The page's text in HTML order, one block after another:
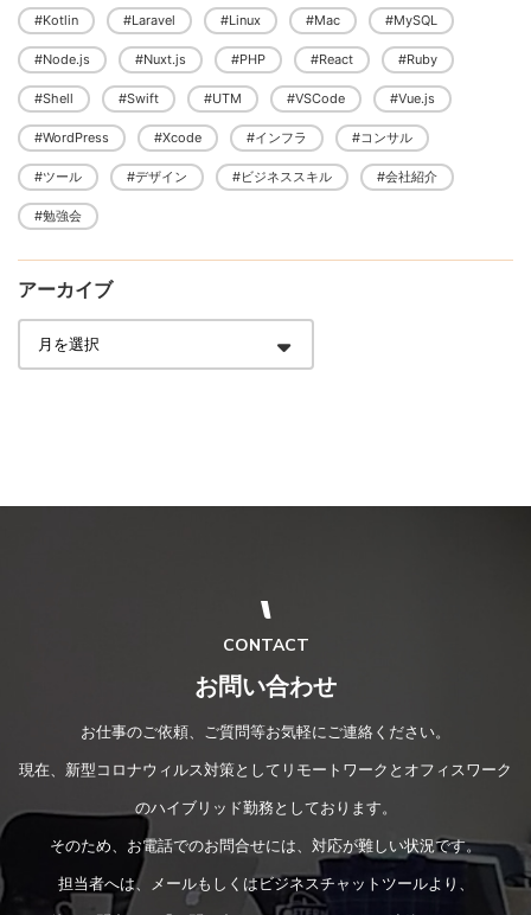
#Kotlin #Laravel #Linux #Mac #MySQL
#Node.js #Nuxt.js #PHP #React #Ruby
#Shell #Swift #UTM #VSCode #Vue.js
#WordPress #Xcode #インフラ #コンサル
#ツール #デザイン #ビジネススキル #会社紹介
#勉強会
アーカイブ
CONTACT
お問い合わせ
お仕事のご依頼、ご質問等お気軽にご連絡ください。
現在、新型コロナウィルス対策としてリモートワークとオフィスワーク
のハイブリッド勤務としております。
そのため、お電話でのお問合せには、対応が難しい状況です。
担当者へは、メールもしくはビジネスチャットツールより、